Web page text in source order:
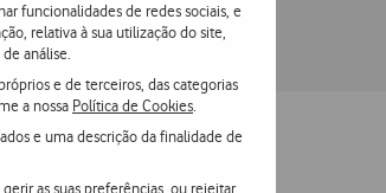
funcionalidades de redes sociais, e
relativa à sua utilização do site,
análise.
e de terceiros, das categorias
a nossa Política de Cookies
e uma descrição da finalidade de
as suas preferências, ou rejeitar